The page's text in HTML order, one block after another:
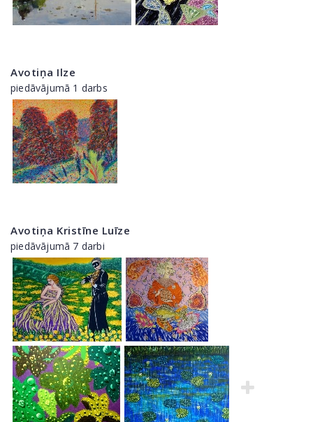
Avotiņa Ilze
piedāvājumā 1 darbs
Avotiņa Kristīne Luīze
piedāvājumā 7 darbi